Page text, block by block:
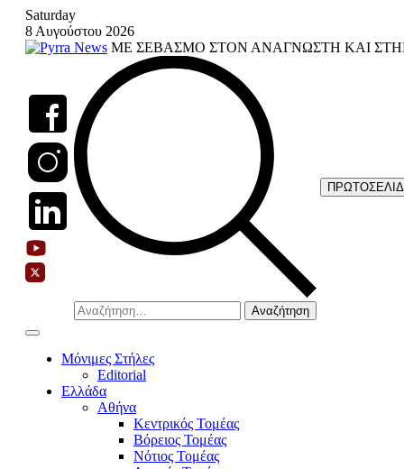
Skip
content
Saturday
8 Αυγούστου 2026
ΜΕ ΣΕΒΑΣΜΟ ΣΤΟΝ ΑΝΑΓΝΩΣΤΗ ΚΑΙ
Αναζήτηση
για:
Μόνιμες Στήλες
Editorial
Ελλάδα
Αθήνα
Κεντρικός Τομέας
Βόρειος Τομέας
Νότιος Τομέας